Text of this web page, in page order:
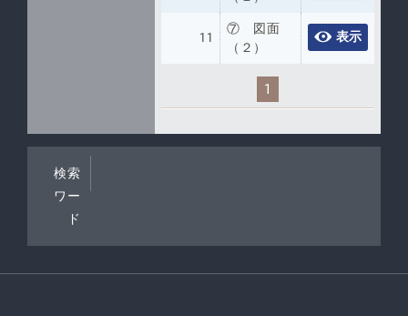
11
⑦ 図面
（２）
表示
1
検索
ワー
ド